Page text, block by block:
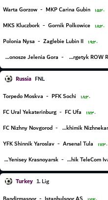
Warta Gorzow - MKP Carina Gubin ۱۵:۳۰
MKS Kluczbork - Gornik Polkowice ۱۸:۳۰
Polonia Nysa - Zaglebie Lubin II ۱۹:۳۰
Karkonosze Jelenia Gora - Energetyk ROW Rybnik
Russia FNL
Torpedo Moskva - PFK Sochi ۱۸:۳۰
FC Ural Yekaterinburg - FC Ufa ۱۷:۳۰
FC Nizhny Novgorod - Neftekhimik Nizhnekamsk
YFK Shinnik Yaroslav - Arsenal Tula ۱۷:۳۰
FC Yenisey Krasnoyarsk - FK Tekstilshchik TeleCom Ivanovo
Turkey 1. Lig